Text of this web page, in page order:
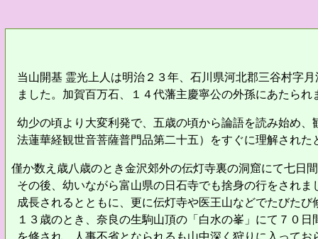
当山開基 霊光上人は明治２３年、石川県河北郡三谷村字
ました。加賀百万石、１４代藩主慶寧公の外孫にあたられ
幼少の頃より大変利発で、五歳の頃から論語を読み始め、
法蓮華経観世音菩薩普門品第二十五）をすぐに理解された
僅か数え歳八歳のとき金沢郊外の伝灯寺裏の洞窟にて七日
その後、幼いながら富山県の日石寺でも捨身の行をされま
成長されるとともに、更に伝灯寺や医王山などでたびたび
１３歳のとき、 奈良の生駒山頂の「白水の峯」にて７０日
を修され、人事不省となられるも山中深く狩りに入ってお